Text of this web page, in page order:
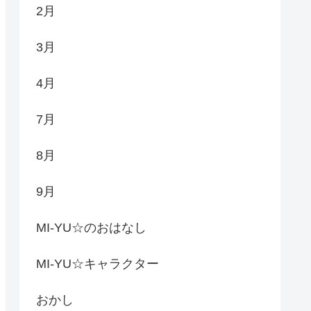
2月
3月
4月
7月
8月
9月
MI-YU☆のおはなし
MI-YU☆キャラクター
おかし